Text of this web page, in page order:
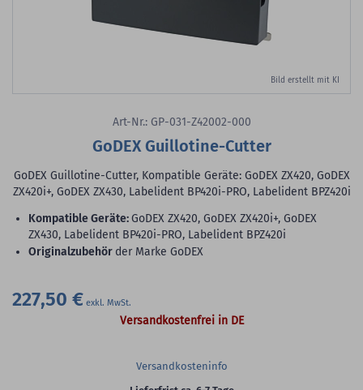
Bild erstellt mit KI
Art-Nr.: GP-031-Z42002-000
GoDEX Guillotine-Cutter
GoDEX Guillotine-Cutter, Kompatible Geräte: GoDEX ZX420, GoDEX
ZX420i+, GoDEX ZX430, Labelident BP420i-PRO, Labelident BPZ420i
Kompatible Geräte:GoDEX ZX420, GoDEX ZX420i+, GoDEX
ZX430, Labelident BP420i-PRO, Labelident BPZ420i
Originalzubehör der Marke GoDEX
227,50 €
Versandkostenfrei in DE
Versandkosteninfo